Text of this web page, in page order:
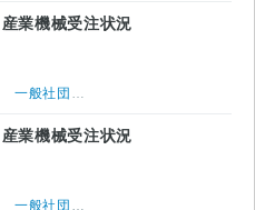
業機械受注状況
一般社団法人 日本産業機械工業会
業機械受注状況
一般社団法人 日本産業機械工業会